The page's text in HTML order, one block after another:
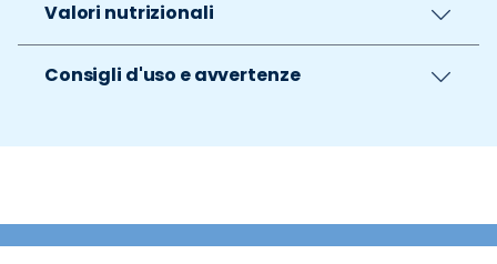
Valori nutrizionali
Consigli d'uso e avvertenze